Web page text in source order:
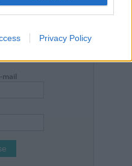
Privacy Policy
komentáře a postřehy. Tím,
ale zároveň zavazujete
PO PŘIHLÁŠENÍ
mail